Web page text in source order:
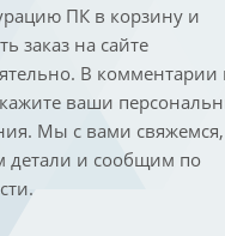
ПК в корзину и
заказ на сайте
В комментарии
ваши
Мы с вами свяжемся,
детали и сообщим по